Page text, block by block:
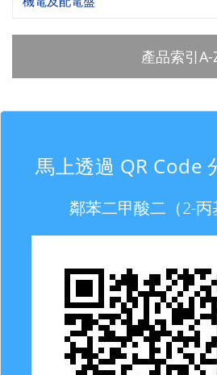
產品索引A-
馬上透過 QR Code
鄰苯二甲酸二（2-